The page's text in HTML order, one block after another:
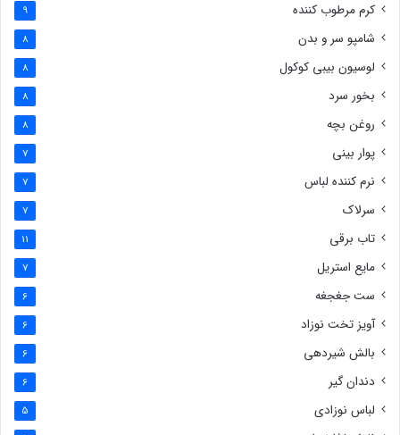
کرم مرطوب کننده 9
شامپو سر و بدن 8
لوسیون بیبی کوکول 8
بخور سرد 8
روغن بچه 8
پوار بینی 7
نرم کننده لباس 7
سرلاک 7
تاب برقی 11
مایع استریل 7
ست جغجغه 6
آویز تخت نوزاد 6
بالش شیردهی 6
دندان گیر 6
لباس نوزادی 5